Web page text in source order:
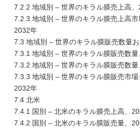
7.2.2 地域別 – 世界のキラル膜売上高
7.2.3 地域別 – 世界のキラル膜売上高
2032年
7.3 地域別 – 世界のキラル膜販売数量お
7.3.1 地域別 – 世界のキラル膜販売数
7.3.2 地域別 – 世界のキラル膜販売数
7.3.3 地域別 – 世界のキラル膜販売市
2032年
7.4 北米
7.4.1 国別 – 北米のキラル膜売上高、
7.4.2 国別 – 北米のキラル膜販売量、